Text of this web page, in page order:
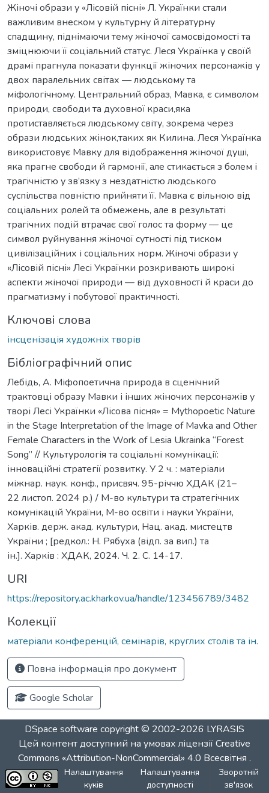
Жіночі образи у «Лісовій пісні» Л. Українки стали
важливим внеском у культурну й літературну
спадщину, піднімаючи тему жіночої самосвідомості та
зміцнюючи її соціальний статус. Леся Українка у своїй
драмі прагнула показати функції жіночих персонажів у
двох паралельних світах — людському та
міфологічному. Центральний образ, Мавка, є символом
природи, свободи та духовної краси,яка
протиставляється людському світу, зокрема через
образи людських жінок,таких як Килина. Леся Українка
використовує Мавку для відображення жіночої душі,
яка прагне свободи й гармонії, але стикається з болем і
трагічністю у зв’язку з нездатністю людського
суспільства повністю прийняти її. Мавка є вільною від
соціальних ролей та обмежень, але в результаті
трагічних подій втрачає свої голос та форму — це
символ руйнування жіночої сутності під тиском
цивілізаційних і соціальних норм. Жіночі образи у
«Лісовій пісні» Лесі Українки розкривають широкі
аспекти жіночої природи — від духовності й краси до
прагматизму і побутової практичності.
Ключові слова
інсценізація художніх творів
Бібліографічний опис
Лебідь, А. Mіфопоетична природа в сценічний
трактовці образу Mавки і інших жіночих персонажів у
творі Лесі Українки «Лісова пісня» = Mythopoetic Nature
in the Stage Interpretation of the Image of Mavka and Other
Female Characters in the Work of Lesia Ukrainka “Forest
Song” // Культурологія та соціальні комунікації:
інноваційні стратегії розвитку. У 2 ч. : матеріали
міжнар. наук. конф., присвяч. 95-річчю ХДАК (21–
22 листоп. 2024 р.) / М-во культури та стратегічних
комунікацій України, М-во освіти і науки України,
Харків. держ. акад. культури, Нац. акад. мистецтв
України ; [редкол.: Н. Рябуха (відп. за вип.) та
ін.]. Харків : ХДАК, 2024. Ч. 2. С. 14-17.
URI
https://repository.ac.kharkov.ua/handle/123456789/3482
Колекції
матеріали конференцій, семінарів, круглих столів та ін.
Повна інформація про документ
Google Scholar
DSpace software copyright © 2002-2026 LYRASIS
Цей контент доступний на умовах ліцензіїCreative
Commons «Attribution-NonCommercial» 4.0 Всесвітня .
Налаштування
куків
Налаштування
доступності
Зворотній
зв'язок